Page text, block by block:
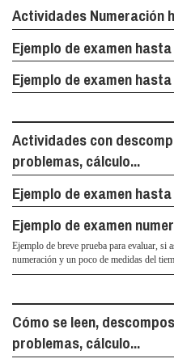
Actividades Numeración
Ejemplo de examen hasta
Ejemplo de examen
Actividades con
problemas, cálculo...
Ejemplo de examen hasta
Ejemplo de examen
Ejemplo de breve prueba para evaluar, si
numeración y un poco de medidas del
Cómo se leen,
problemas, cálculo...